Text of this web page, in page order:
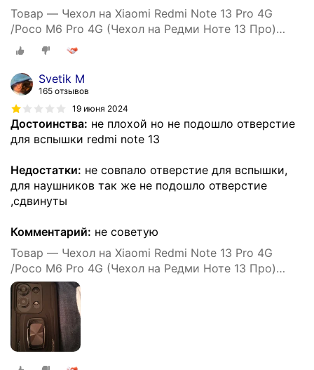
Товар — Чехол на Xiaomi Redmi Note 13 Pro 4G
/Poco M6 Pro 4G (Чехол на Редми Ноте 13 Про)
противоударный, усиленный, черный
Svetik M
165 отзывов
19 июня 2024
Достоинства: не плохой но не подошло отверстие
для вспышки redmi note 13
Недостатки: не совпало отверстие для вспышки,
для наушников так же не подошло отверстие
,сдвинуты
Комментарий: не советую
Товар — Чехол на Xiaomi Redmi Note 13 Pro 4G
/Poco M6 Pro 4G (Чехол на Редми Ноте 13 Про)
противоударный, усиленный, черный